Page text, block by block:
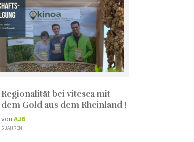
Regionalität bei vitesca mit
dem Gold aus dem Rheinland !
von AJB
5 JAHREN